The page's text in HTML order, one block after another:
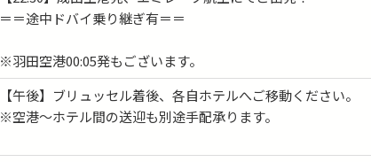
＝＝途中ドバイ乗り継ぎ有＝＝
※羽田空港00:05発もございます。
【午後】ブリュッセル着後、各自ホテルへご移動ください。
※空港〜ホテル間の送迎も別途手配承ります。